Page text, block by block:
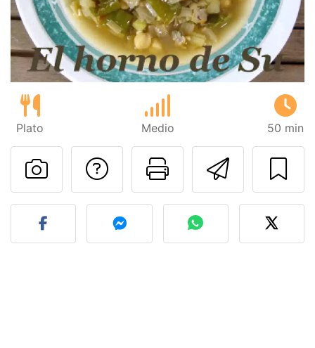
Plato Medio 50 min
Imprimir
Preguntar al autor
Publicar la foto de esta